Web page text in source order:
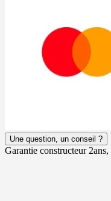
Une question, un conseil ?
Garantie constructeur